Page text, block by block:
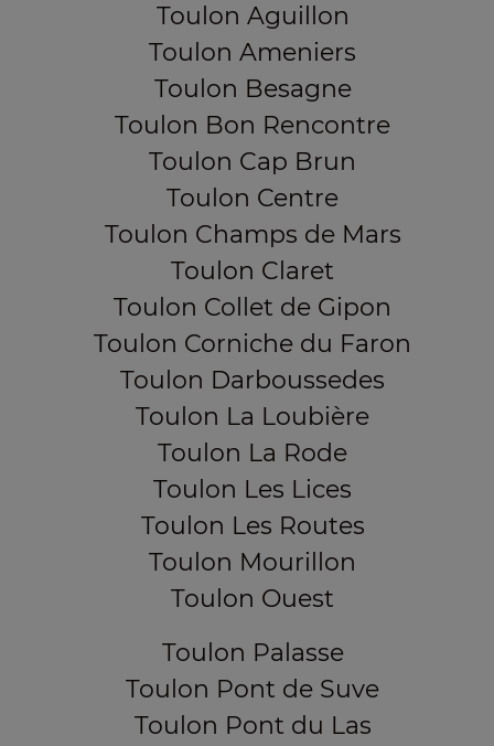
Toulon Aguillon
Toulon Ameniers
Toulon Besagne
Toulon Bon Rencontre
Toulon Cap Brun
Toulon Centre
Toulon Champs de Mars
Toulon Claret
Toulon Collet de Gipon
Toulon Corniche du Faron
Toulon Darboussedes
Toulon La Loubière
Toulon La Rode
Toulon Les Lices
Toulon Les Routes
Toulon Mourillon
Toulon Ouest
Toulon Palasse
Toulon Pont de Suve
Toulon Pont du Las